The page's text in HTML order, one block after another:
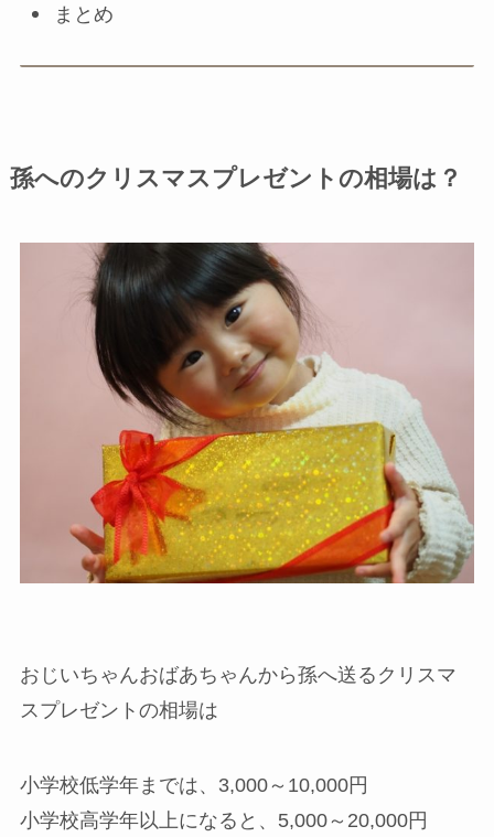
まとめ
孫へのクリスマスプレゼントの相場は？
おじいちゃんおばあちゃんから孫へ送るクリスマ
スプレゼントの相場は
小学校低学年までは、3,000～10,000円
小学校高学年以上になると、5,000～20,000円